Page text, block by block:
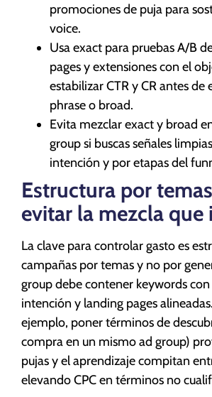
promociones de puja para
voice.
Usa exact para pruebas A/B
pages y extensiones con el
estabilizar CTR y CR antes de
phrase o broad.
Evita mezclar exact y broad
group si buscas señales
intención y por etapas del
Estructura por
evitar la mezcla que
La clave para controlar gasto es
campañas por temas y no por
group debe contener keywords
intención y landing pages
ejemplo, poner términos de
compra en un mismo ad group)
pujas y el aprendizaje compitan
elevando CPC en términos no